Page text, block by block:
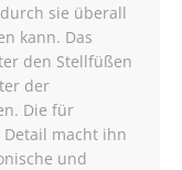
sie überall
kann. Das
den Stellfüßen
der
Die für
macht ihn
und